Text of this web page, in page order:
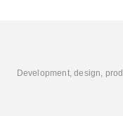
Development, design,